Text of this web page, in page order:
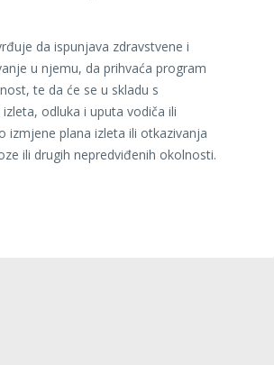
da ispunjava zdravstvene i
u njemu, da prihvaća program
te da će se u skladu s
odluka i uputa vodiča ili
izmjene plana izleta ili otkazivanja
ili drugih nepredviđenih okolnosti.